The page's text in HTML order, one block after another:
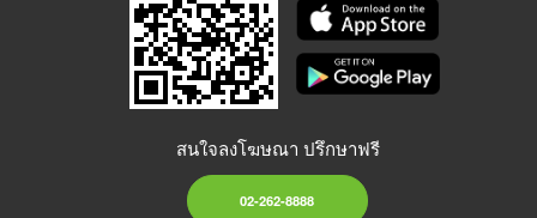
สนใจลงโฆษณา ปรึกษาฟรี
02-262-8888